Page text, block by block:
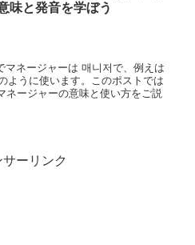
味と発音を学ぼう
マネージャーは 매니저で、例えは
ように使います。このポストでは
ネージャーの意味と使い方をご説
サーリンク